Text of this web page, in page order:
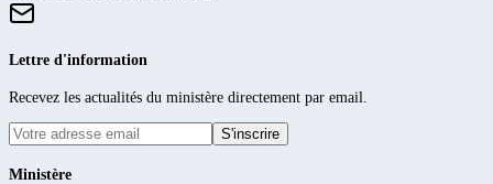
Lettre d'information
Recevez les actualités du ministère directement par email.
S'inscrire
Ministère